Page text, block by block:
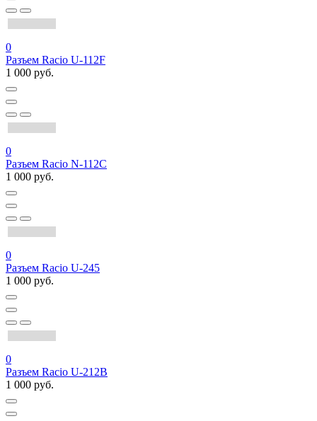
0
Разъем Racio U-112F
1 000 руб.
0
Разъем Racio N-112C
1 000 руб.
0
Разъем Racio U-245
1 000 руб.
0
Разъем Racio U-212B
1 000 руб.